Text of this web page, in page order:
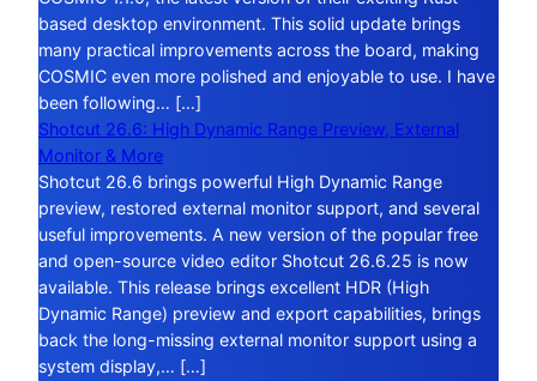
based desktop environment. This solid update brings
many practical improvements across the board, making
COSMIC even more polished and enjoyable to use. I have
been following… […]
Shotcut 26.6: High Dynamic Range Preview, External
Monitor & More
Shotcut 26.6 brings powerful High Dynamic Range
preview, restored external monitor support, and several
useful improvements. A new version of the popular free
and open-source video editor Shotcut 26.6.25 is now
available. This release brings excellent HDR (High
Dynamic Range) preview and export capabilities, brings
back the long-missing external monitor support using a
system display,… […]